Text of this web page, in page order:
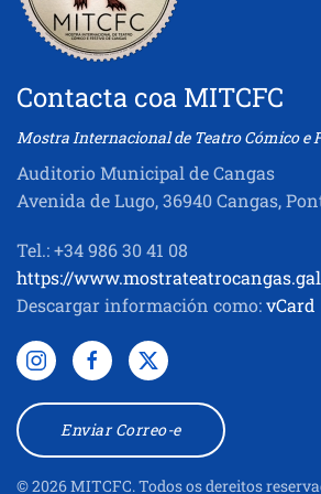
Contacta coa MITCFC
Mostra Internacional de Teatro Cómico e
Auditorio Municipal de Cangas
Avenida de Lugo, 36940 Cangas,
Tel.: +34 986 30 41 08
https://www.mostrateatrocangas.gal
Descargar información como:vCard
Enviar Correo-e
©2026MITCFC. Todos os dereitos